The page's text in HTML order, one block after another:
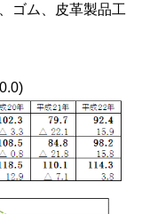
ゴム、皮革製品工